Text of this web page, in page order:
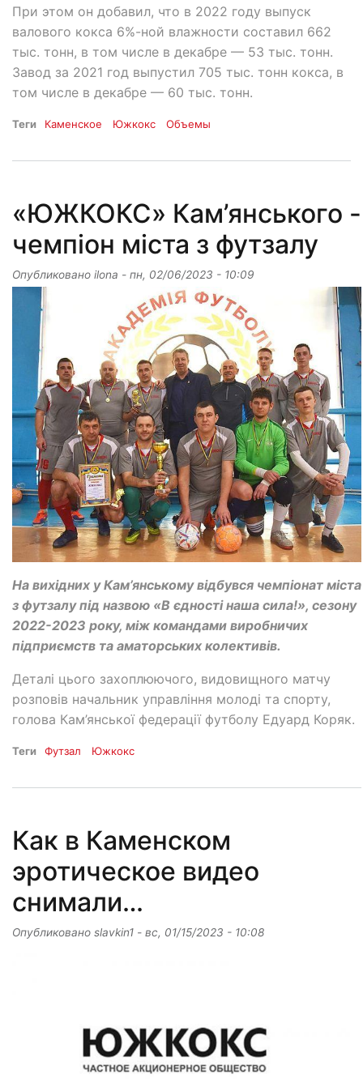
При этом он добавил, что в 2022 году выпуск
валового кокса 6%-ной влажности составил 662
тыс. тонн, в том числе в декабре — 53 тыс. тонн.
Завод за 2021 год выпустил 705 тыс. тонн кокса, в
том числе в декабре — 60 тыс. тонн.
Теги Каменское Южкокс Объемы
«ЮЖКОКС» Кам’янського -
чемпіон міста з футзалу
Опубликовано ilona - пн, 02/06/2023 - 10:09
На вихідних у Кам’янському відбувся чемпіонат міста
з футзалу під назвою «В єдності наша сила!», сезону
2022-2023 року, між командами виробничих
підприємств та аматорських колективів.
Деталі цього захоплюючого, видовищного матчу
розповів начальник управління молоді та спорту,
голова Кам’янської федерації футболу Едуард Коряк.
Теги Футзал Южкокс
Как в Каменском
эротическое видео
снимали…
Опубликовано slavkin1 - вс, 01/15/2023 - 10:08